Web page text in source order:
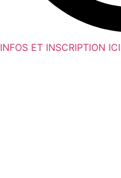
INFOS ET INSCRIPTION ICI